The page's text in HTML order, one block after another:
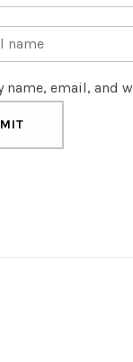
name, email, and